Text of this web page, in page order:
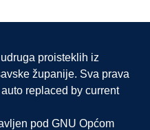
proisteklih iz
županije. Sva prava
replaced by current
pod GNU Općom